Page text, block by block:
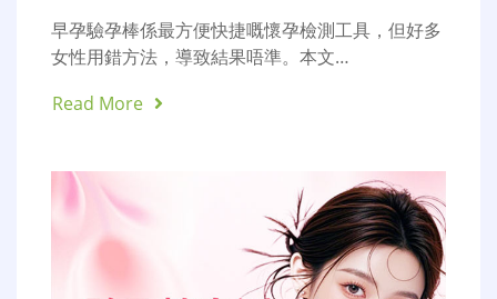
早孕驗孕棒係最方便快捷嘅懷孕檢測工具，但好多
女性用錯方法，導致結果唔準。本文…
Read More